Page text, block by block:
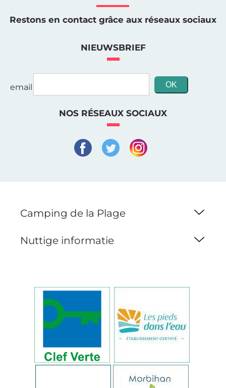
Restons en contact grâce aux réseaux sociaux
NIEUWSBRIEF
email
NOS RÉSEAUX SOCIAUX
Camping de la Plage
Nuttige informatie